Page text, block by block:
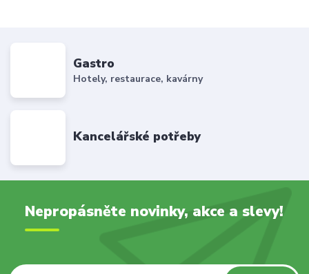
Gastro
Hotely, restaurace, kavárny
Kancelářské potřeby
Nepropásněte novinky, akce a slevy!